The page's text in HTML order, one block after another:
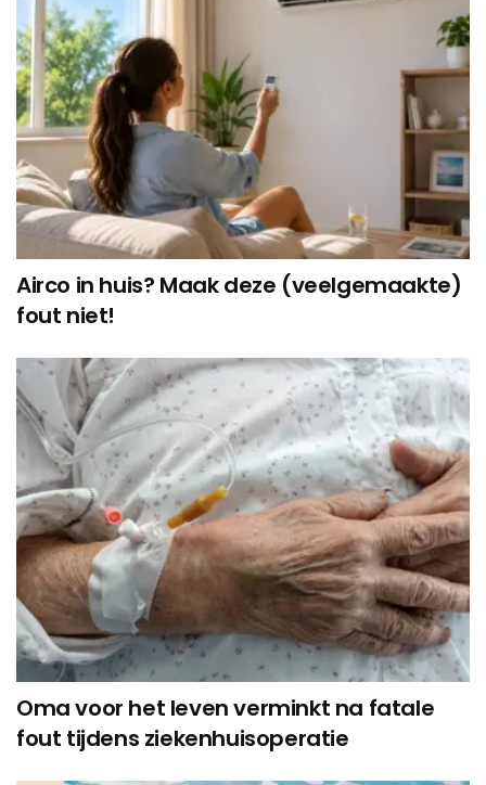
Airco in huis? Maak deze (veelgemaakte)
fout niet!
Oma voor het leven verminkt na fatale
fout tijdens ziekenhuisoperatie